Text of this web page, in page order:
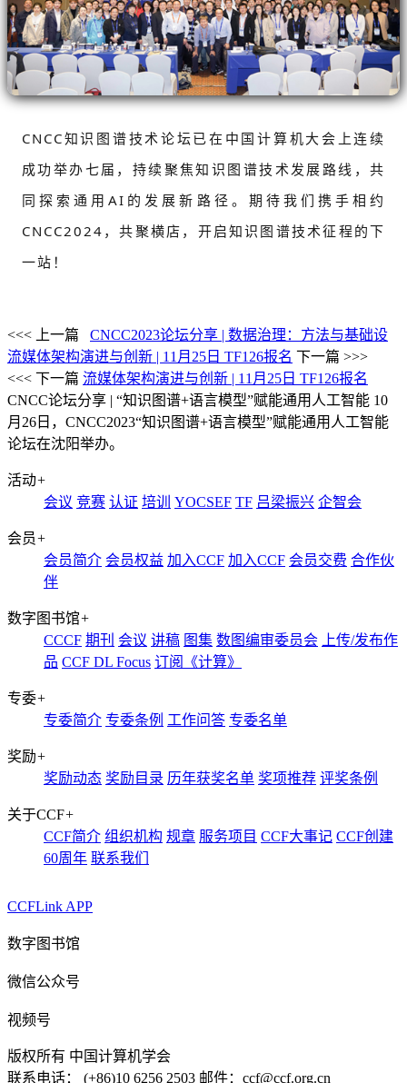
CNCC知识图谱技术论坛已在中国计算机大会上连续
成功举办七届，持续聚焦知识图谱技术发展路线，共
同探索通用AI的发展新路径。期待我们携手相约
CNCC2024，共聚横店，开启知识图谱技术征程的下
一站！
<<< 上一篇
CNCC2023论坛分享 | 数据治理：方法与基础设
流媒体架构演进与创新 | 11月25日 TF126报名 下一篇 >>>
<<< 下一篇 流媒体架构演进与创新 | 11月25日 TF126报名
CNCC论坛分享 | “知识图谱+语言模型”赋能通用人工智能 10
月26日，CNCC2023“知识图谱+语言模型”赋能通用人工智能
论坛在沈阳举办。
活动+
会议 竞赛 认证 培训 YOCSEF TF 吕梁振兴 企智会
会员+
会员简介 会员权益 加入CCF 加入CCF 会员交费 合作伙
伴
数字图书馆+
CCCF 期刊 会议 讲稿 图集 数图编审委员会
上传/发布作
品 CCF DL Focus 订阅《计算》
专委+
专委简介 专委条例 工作问答 专委名单
奖励+
奖励动态 奖励目录 历年获奖名单 奖项推荐 评奖条例
关于CCF+
CCF简介 组织机构 规章 服务项目 CCF大事记 CCF创建
60周年 联系我们
CCFLink APP
数字图书馆
微信公众号
视频号
版权所有 中国计算机学会
联系电话： (+86)10 6256 2503 邮件：ccf@ccf.org.cn